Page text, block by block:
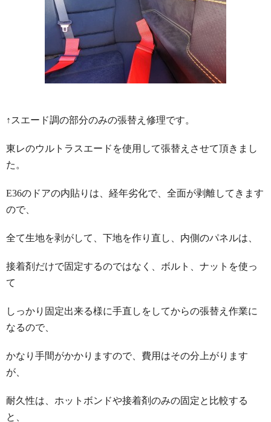
↑スエード調の部分のみの張替え修理です。
東レのウルトラスエードを使用して張替えさせて頂きまし
た。
E36のドアの内貼りは、経年劣化で、全面が剥離してきます
ので、
全て生地を剥がして、下地を作り直し、内側のパネルは、
接着剤だけで固定するのではなく、ボルト、ナットを使っ
て
しっかり固定出来る様に手直しをしてからの張替え作業に
なるので、
かなり手間がかかりますので、費用はその分上がります
が、
耐久性は、ホットボンドや接着剤のみの固定と比較する
と、